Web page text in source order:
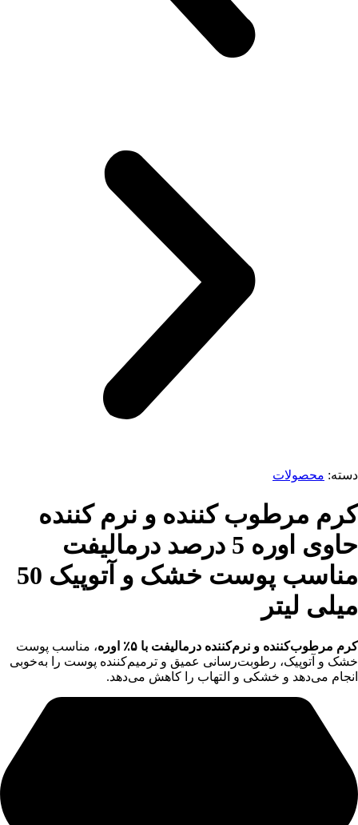
دسته: محصولات
کرم مرطوب کننده و نرم کننده
حاوی اوره 5 درصد درمالیفت
مناسب پوست خشک و آتوپیک 50
میلی لیتر
کرم مرطوب‌کننده و نرم‌کننده درمالیفت با ۵٪ اوره
، مناسب پوست
خشک و آتوپیک، رطوبت‌رسانی عمیق و ترمیم‌کننده پوست را به‌خوبی
انجام می‌دهد و خشکی و التهاب را کاهش می‌دهد.